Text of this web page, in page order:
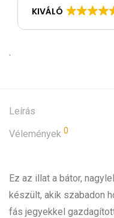
KIVÁLÓ
Leírás
Vélemények 0
Ez az illat a bátor,
készült, akik szabadon
fás jegyekkel